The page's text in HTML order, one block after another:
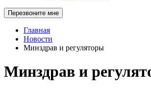
Перезвоните мне
Главная
Новости
Минздрав и регуляторы
Минздрав и